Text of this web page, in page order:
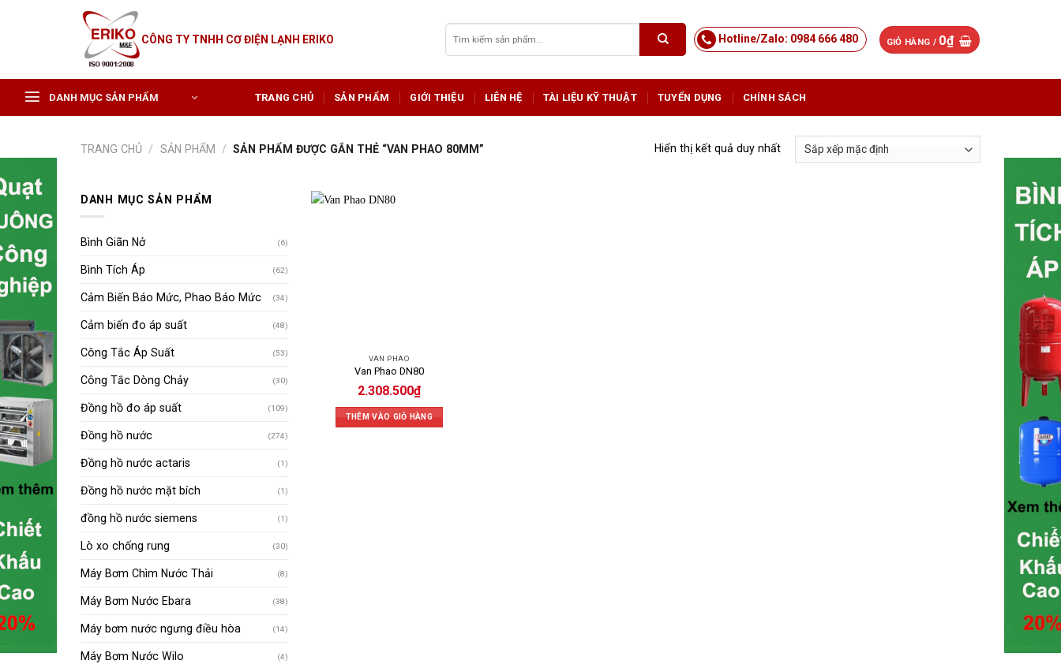
CÔNG TY TNHH CƠ ĐIỆN LẠNH ERIKO
kiếm:
Hotline/Zalo: 0984 666 480 GIỎ HÀNG / 0₫
DANH MỤC SẢN PHẨM TRANG CHỦ SẢN PHẨM GIỚI THIỆU LIÊN HỆ TÀI LIỆU KỸ THUẬT TUYỂN DỤNG CHÍNH SÁCH
TRANG CHỦ / SẢN PHẨM / SẢN PHẨM ĐƯỢC GẮN THẺ “VAN PHAO 80MM” Hiển thị kết quả duy nhất
DANH MỤC SẢN PHẨM
Bình Giãn Nở (6)
Bình Tích Áp (62)
Cảm Biến Báo Mức, Phao Báo Mức (34)
Cảm biến đo áp suất (48)
Công Tắc Áp Suất (53)
Công Tắc Dòng Chảy (30)
Đồng hồ đo áp suất (109)
Đồng hồ nước (274)
Đồng hồ nước actaris (1)
Đồng hồ nước mặt bích (1)
đồng hồ nước siemens (1)
Lò xo chống rung (30)
Máy Bơm Chìm Nước Thải (8)
Máy Bơm Nước Ebara (38)
Máy bơm nước ngưng điều hòa (14)
Máy Bơm Nước Wilo (4)
VAN PHAO
Van Phao DN80
2.308.500₫
THÊM VÀO GIỎ HÀNG